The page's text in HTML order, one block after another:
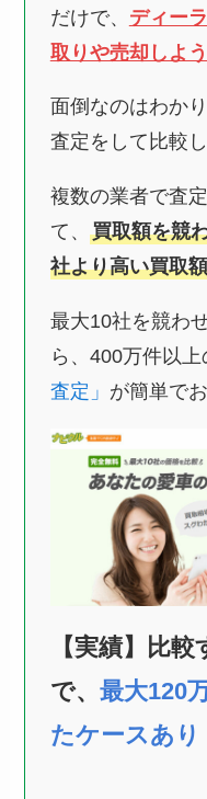
だけで、 ディー
取りや売却しよ
面倒なのはわか
査定をして比較
複数の業者で査
て、 買取額を競
社より高い買取
最大10社を競わ
ら、400万件以
査定」 が簡単で
【実績】比
で、 最大120
たケースあり